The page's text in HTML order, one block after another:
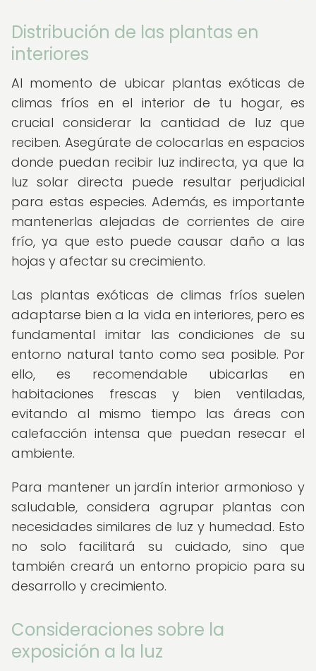
Distribución de las plantas en
interiores
Al momento de ubicar plantas exóticas de
climas fríos en el interior de tu hogar, es
crucial considerar la cantidad de luz que
reciben. Asegúrate de colocarlas en espacios
donde puedan recibir luz indirecta, ya que la
luz solar directa puede resultar perjudicial
para estas especies. Además, es importante
mantenerlas alejadas de corrientes de aire
frío, ya que esto puede causar daño a las
hojas y afectar su crecimiento.
Las plantas exóticas de climas fríos suelen
adaptarse bien a la vida en interiores, pero es
fundamental imitar las condiciones de su
entorno natural tanto como sea posible. Por
ello, es recomendable ubicarlas en
habitaciones frescas y bien ventiladas,
evitando al mismo tiempo las áreas con
calefacción intensa que puedan resecar el
ambiente.
Para mantener un jardín interior armonioso y
saludable, considera agrupar plantas con
necesidades similares de luz y humedad. Esto
no solo facilitará su cuidado, sino que
también creará un entorno propicio para su
desarrollo y crecimiento.
Consideraciones sobre la
exposición a la luz